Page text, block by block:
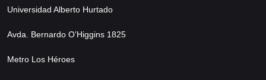
Universidad Alberto Hurtado
Avda. Bernardo O’Higgins 1825
Metro Los Héroes